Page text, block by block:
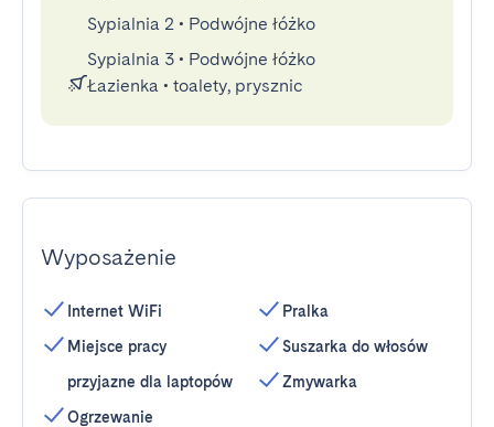
Sypialnia 2 • Podwójne łóżko
Sypialnia 3 • Podwójne łóżko
Łazienka • toalety, prysznic
Wyposażenie
Internet WiFi
Miejsce pracy
przyjazne dla laptopów
Ogrzewanie
Pralka
Suszarka do włosów
Zmywarka